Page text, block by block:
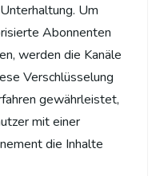
Um
Abonnenten
werden die Kanäle
Verschlüsselung
gewährleistet,
mit einer
die Inhalte